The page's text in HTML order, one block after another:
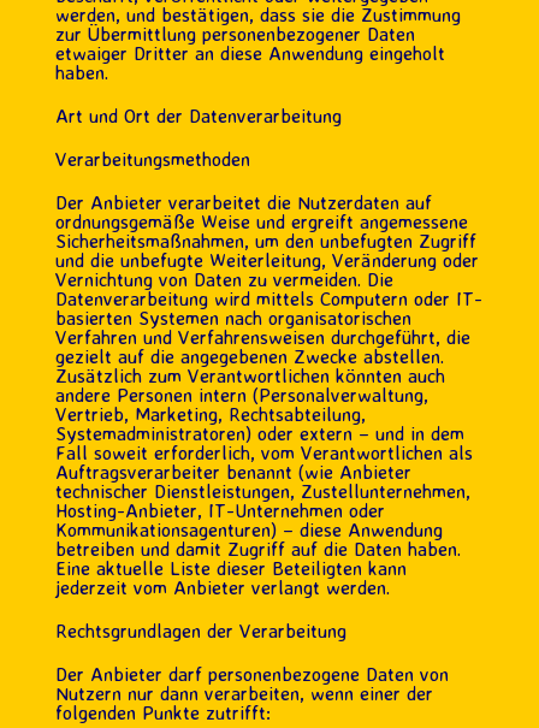
werden, und bestätigen, dass sie die Zustimmung
zur Übermittlung personenbezogener Daten
etwaiger Dritter an diese Anwendung eingeholt
haben.
Art und Ort der Datenverarbeitung
Verarbeitungsmethoden
Der Anbieter verarbeitet die Nutzerdaten auf
ordnungsgemäße Weise und ergreift angemessene
Sicherheitsmaßnahmen, um den unbefugten Zugriff
und die unbefugte Weiterleitung, Veränderung oder
Vernichtung von Daten zu vermeiden. Die
Datenverarbeitung wird mittels Computern oder IT-
basierten Systemen nach organisatorischen
Verfahren und Verfahrensweisen durchgeführt, die
gezielt auf die angegebenen Zwecke abstellen.
Zusätzlich zum Verantwortlichen könnten auch
andere Personen intern (Personalverwaltung,
Vertrieb, Marketing, Rechtsabteilung,
Systemadministratoren) oder extern – und in dem
Fall soweit erforderlich, vom Verantwortlichen als
Auftragsverarbeiter benannt (wie Anbieter
technischer Dienstleistungen, Zustellunternehmen,
Hosting-Anbieter, IT-Unternehmen oder
Kommunikationsagenturen) – diese Anwendung
betreiben und damit Zugriff auf die Daten haben.
Eine aktuelle Liste dieser Beteiligten kann
jederzeit vom Anbieter verlangt werden.
Rechtsgrundlagen der Verarbeitung
Der Anbieter darf personenbezogene Daten von
Nutzern nur dann verarbeiten, wenn einer der
folgenden Punkte zutrifft: